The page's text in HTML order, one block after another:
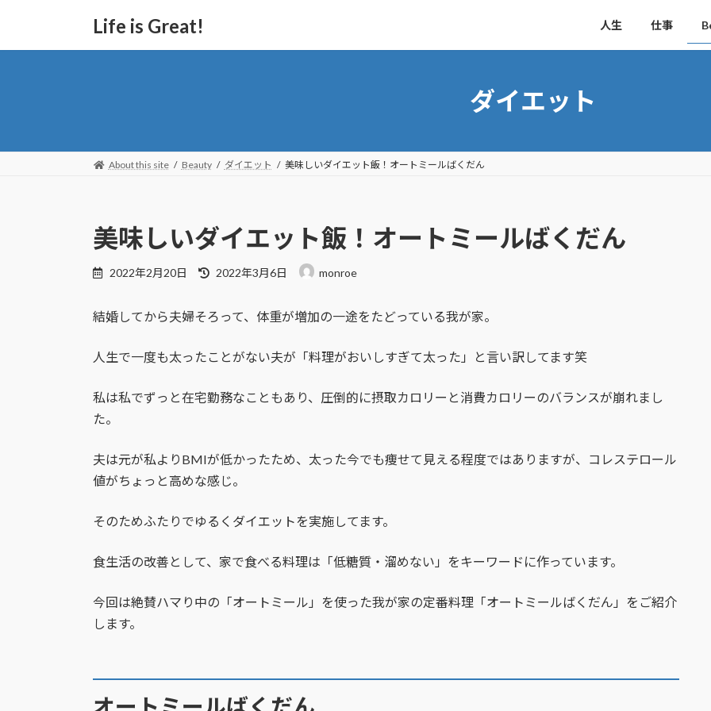
Life is Great! 人生 仕事
ダイエット
About this site Beauty ダイエット 美味しいダイエット飯！オートミールばくだん
美味しいダイエット飯！オートミールばくだん
2022年2月20日 2022年3月6日 monroe
結婚してから夫婦そろって、体重が増加の一途をたどっている我が家。
人生で一度も太ったことがない夫が「料理がおいしすぎて太った」と言い訳してます笑
私は私でずっと在宅勤務なこともあり、圧倒的に摂取カロリーと消費カロリーのバランスが崩れまし
た。
夫は元が私よりBMIが低かったため、太った今でも痩せて見える程度ではありますが、コレステロール
値がちょっと高めな感じ。
そのためふたりでゆるくダイエットを実施してます。
食生活の改善として、家で食べる料理は「低糖質・溜めない」をキーワードに作っています。
今回は絶賛ハマり中の「オートミール」を使った我が家の定番料理「オートミールばくだん」をご紹介
します。